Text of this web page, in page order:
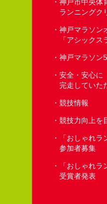
神戸市中央体
ランニングク
神戸マラソン
「アシック
神戸マラソン
安全・安心に
完走していた
競技情報
競技力向上を
「おしゃれ
参加者募集
「おしゃれ
受賞者発表